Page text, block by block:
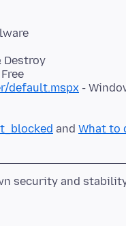
Destroy
default.mspx -
and What to
security and